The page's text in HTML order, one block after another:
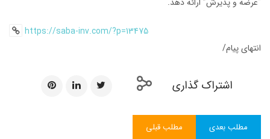
https://saba-inv.com/?p=13475
انتهای پیام/
اشتراک گذاری
مطلب قبلی مطلب بعدی